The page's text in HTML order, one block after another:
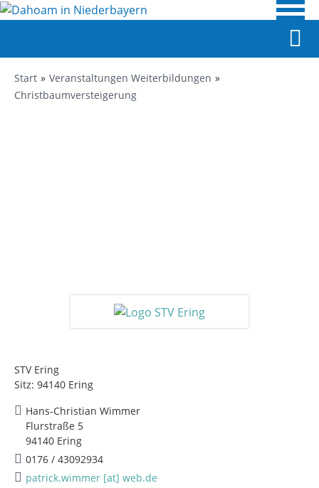
Start
Veranstaltungen Weiterbildungen
Christbaumversteigerung
STV Ering
Sitz: 94140 Ering
Hans-Christian Wimmer
Flurstraße 5
94140 Ering
0176 / 43092934
patrick.wimmer [at] web.de